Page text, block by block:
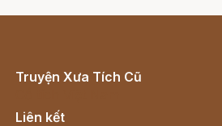
Truyện Xưa Tích Cũ
Liên kết